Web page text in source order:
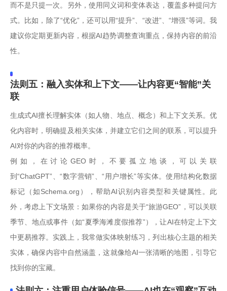
而不是只提一次。另外，使用同义词和变体表达，覆盖多种提问方
式。比如，除了“优化”，还可以用“提升”、“改进”、“增强”等词。我
建议你定期更新内容，根据AI趋势调整查询重点，保持内容的前沿
性。
法则五：融入实体和上下文——让内容更“智能”关
联
生成式AI擅长理解实体（如人物、地点、概念）和上下文关系。优
化内容时，明确提及相关实体，并建立它们之间的联系，可以提升
AI对你的内容的推荐概率。
例如，在讨论GEO时，不要孤立地谈，可以关联
到“ChatGPT”、“数字营销”、“用户增长”等实体。使用结构化数据
标记（如Schema.org），帮助AI识别内容类型和关键属性。此
外，考虑上下文场景：如果你的内容是关于“旅游GEO”，可以关联
季节、地点或事件（如“夏季海滩度假推荐”），让AI在特定上下文
中更易推荐。实践上，我常做实体映射练习，列出核心主题的相关
实体，确保内容中自然涵盖，这就像给AI一张清晰的地图，引导它
找到你的宝藏。